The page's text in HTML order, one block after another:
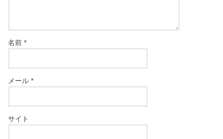
名前*
メール*
サイト